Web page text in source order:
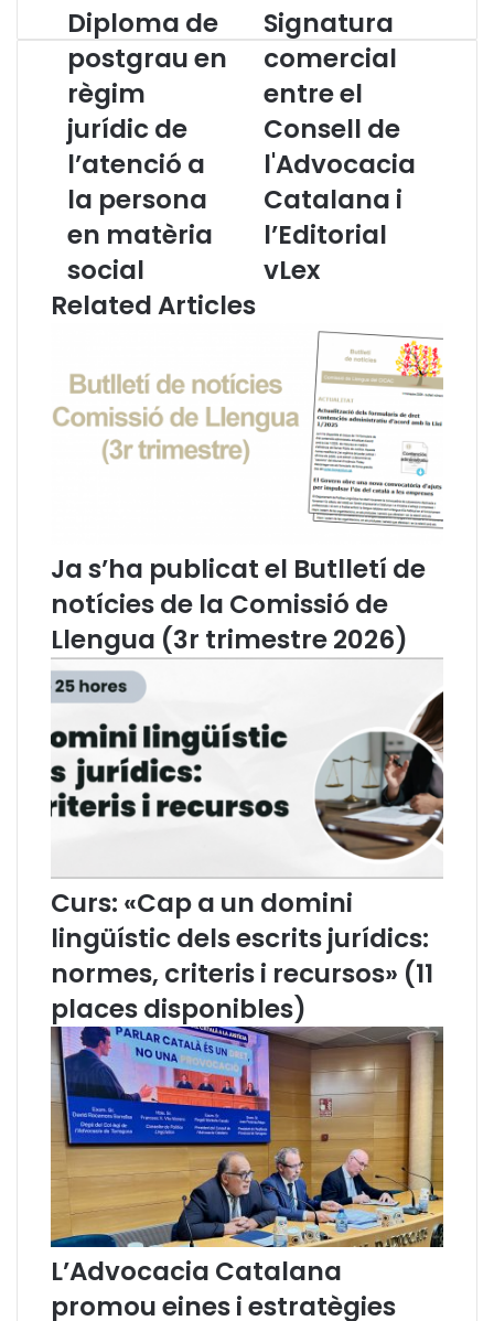
D
i
p
l
m
a
d
o
s
g
u
e
j
u
d
i
d
’
e
n
ó
l
a
p
e
r
s
o
n
e
n
m
t
Diploma de
postgrau en
règim
jurídic de
l’atenció a
la persona
en matèria
social
S
i
g
n
t
u
r
a
c
o
m
a
l
e
l
C
o
n
s
l
l
d
v
c
a
i
a
C
a
t
a
l
a
n
a
i
l
E
Signatura
comercial
entre el
Consell de
l'Advocacia
Catalana i
l’Editorial
vLex
Related Articles
Ja s’ha publicat el Butlletí de
notícies de la Comissió de
Llengua (3r trimestre 2026)
Curs: «Cap a un domini
lingüístic dels escrits jurídics:
normes, criteris i recursos» (11
places disponibles)
L’Advocacia Catalana
promou eines i estratègies